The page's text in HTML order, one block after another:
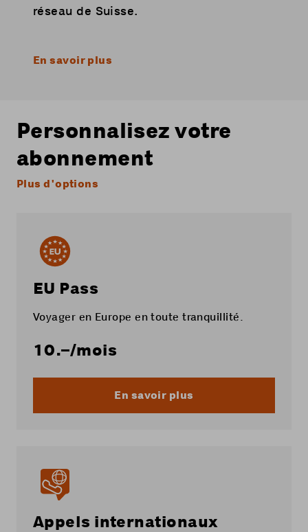
réseau de Suisse.
En savoir plus
Personnalisez votre
abonnement
Plus d'options
EU Pass
Voyager en Europe en toute tranquillité.
10.–/mois
En savoir plus
Appels internationaux